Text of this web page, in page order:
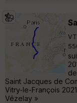
Saint Jacques de
Vitry-le-François
Vézelay »